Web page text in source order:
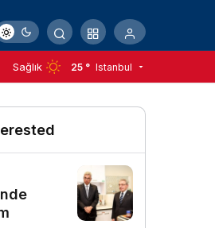
Sağlık 25 ° Istanbul